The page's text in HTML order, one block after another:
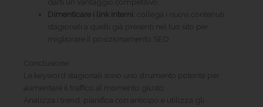
Dimenticare i link interni : collega i nuovi contenuti
stagionali a quelli già presenti nel tuo sito per
migliorare il posizionamento SEO.
Conclusione
Le keyword stagionali sono uno strumento potente per
aumentare il traffico al momento giusto.
Analizza i trend, pianifica con anticipo e utilizza gli